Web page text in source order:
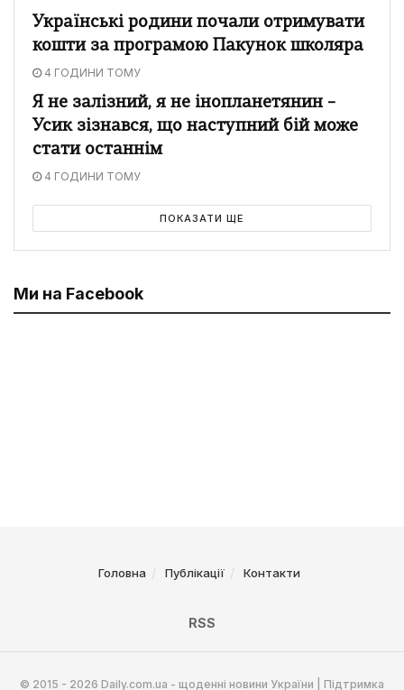
Українські родини почали отримувати
кошти за програмою Пакунок школяра
4 ГОДИНИ ТОМУ
Я не залізний, я не інопланетянин –
Усик зізнався, що наступний бій може
стати останнім
4 ГОДИНИ ТОМУ
ПОКАЗАТИ ЩЕ
Ми на Facebook
Головна Публікації Контакти
RSS
© 2015 - 2026 Daily.com.ua - щоденні новини України | Підтримка